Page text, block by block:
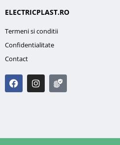
ELECTRICPLAST.RO
Termeni si conditii
Confidentialitate
Contact